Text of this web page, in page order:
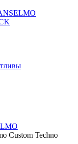
Custom Techno